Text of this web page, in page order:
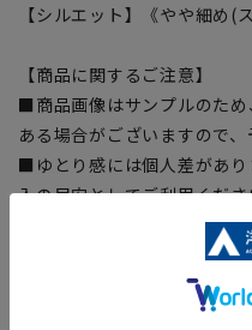
【シルエット】《やや細め(
【商品に関するご注意】
■商品画像はサンプルのた
ある場合がございますので、
■ゆとり感には個人差があ
入の目安としてご利用くだ
■生地や仕様・デザインに
干の誤差が生じる場合がご
■サイズスペックは仕上が
部、商品現物におすすめサ